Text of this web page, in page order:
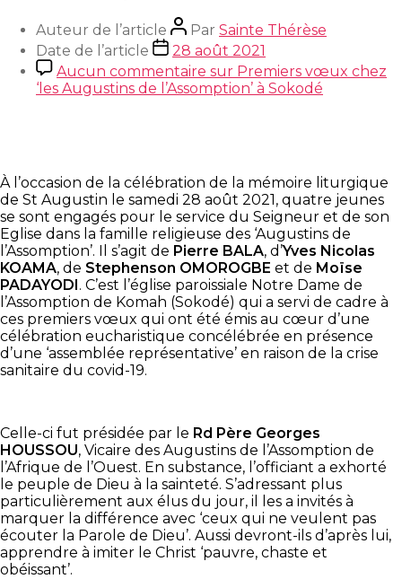
Auteur de l’article Par Sainte Thérèse
Date de l’article
28 août 2021
Aucun commentaire sur Premiers vœux chez
‘les Augustins de l’Assomption’ à Sokodé
À l’occasion de la célébration de la mémoire liturgique
de St Augustin le samedi 28 août 2021, quatre jeunes
se sont engagés pour le service du Seigneur et de son
Eglise dans la famille religieuse des ‘Augustins de
l’Assomption’. Il s’agit de Pierre BALA, d’Yves Nicolas
KOAMA, de Stephenson OMOROGBE et de Moïse
PADAYODI. C’est l’église paroissiale Notre Dame de
l’Assomption de Komah (Sokodé) qui a servi de cadre à
ces premiers vœux qui ont été émis au cœur d’une
célébration eucharistique concélébrée en présence
d’une ‘assemblée représentative’ en raison de la crise
sanitaire du covid-19.
Celle-ci fut présidée par le Rd Père Georges
HOUSSOU, Vicaire des Augustins de l’Assomption de
l’Afrique de l’Ouest. En substance, l’officiant a exhorté
le peuple de Dieu à la sainteté. S’adressant plus
particulièrement aux élus du jour, il les a invités à
marquer la différence avec ‘ceux qui ne veulent pas
écouter la Parole de Dieu’. Aussi devront-ils d’après lui,
apprendre à imiter le Christ ‘pauvre, chaste et
obéissant’.